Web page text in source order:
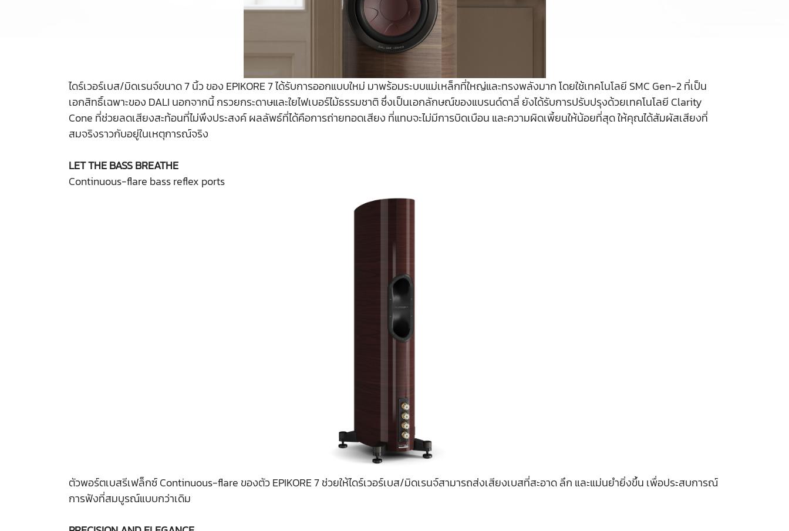
ไดร์เวอร์เบส/มิดเรนจ์ขนาด 7 นิ้ว ของ EPIKORE 7 ได้รับการออกแบบใหม่ มาพร้อมระบบแม่เหล็กที่ใหญ่และทรงพลังมาก โดยใช้เทคโนโลยี SMC Gen-2 ที่เป็น
เอกสิทธิ์เฉพาะของ DALI นอกจากนี้ กรวยกระดาษและใยไฟเบอร์ไม้ธรรมชาติ ซึ่งเป็นเอกลักษณ์ของแบรนด์ดาลี่ ยังได้รับการปรับปรุงด้วยเทคโนโลยี Clarity
Cone ที่ช่วยลดเสียงสะท้อนที่ไม่พึงประสงค์ ผลลัพธ์ที่ได้คือการถ่ายทอดเสียง ที่แทบจะไม่มีการบิดเบือน และความผิดเพี้ยนให้น้อยที่สุด ให้คุณได้สัมผัสเสียงที่
สมจริงราวกับอยู่ในเหตุการณ์จริง
LET THE BASS BREATHE
Continuous-flare bass reflex ports
ตัวพอร์ตเบสรีเฟล็กซ์ Continuous-flare ของตัว EPIKORE 7 ช่วยให้ไดร์เวอร์เบส/มิดเรนจ์สามารถส่งเสียงเบสที่สะอาด ลึก และแม่นยำยิ่งขึ้น เพื่อประสบการณ์
การฟังที่สมบูรณ์แบบกว่าเดิม